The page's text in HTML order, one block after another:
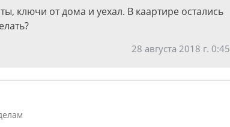
ключи от дома и уехал. В каартире остались
28 августа 2018 г. 0:45